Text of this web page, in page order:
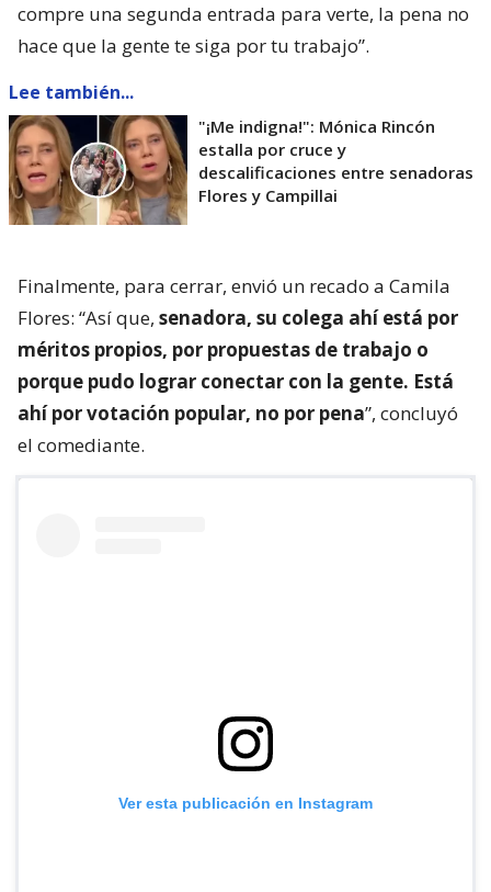
compre una segunda entrada para verte, la pena no
hace que la gente te siga por tu trabajo”.
Lee también...
"¡Me indigna!": Mónica Rincón
estalla por cruce y
descalificaciones entre senadoras
Flores y Campillai
Finalmente, para cerrar, envió un recado a Camila
Flores: “Así que, senadora, su colega ahí está por
méritos propios, por propuestas de trabajo o
porque pudo lograr conectar con la gente. Está
ahí por votación popular, no por pena”, concluyó
el comediante.
Ver esta publicación en Instagram